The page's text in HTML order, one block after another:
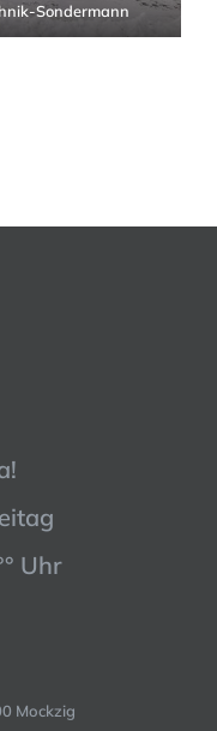
Sondermann
Uhr
Mockzig